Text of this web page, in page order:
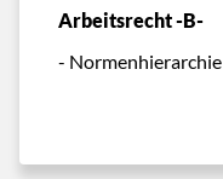
Arbeitsrecht -B-
-